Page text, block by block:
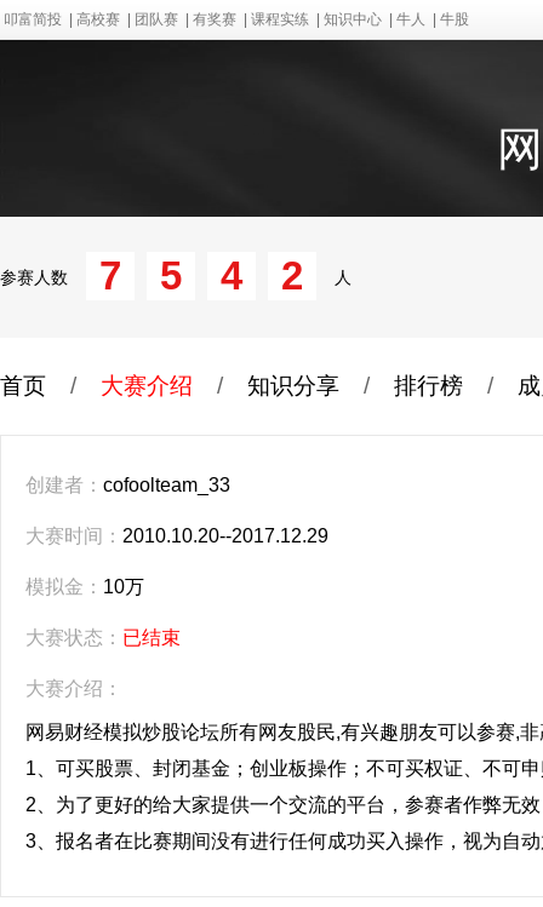
叩富简投 高校赛 团队赛 有奖赛 课程实练 知识中心 牛人 牛股
参赛人数 7 5 4 2 人
首页 / 大赛介绍 / 知识分享 / 排行榜 /
创建者： cofoolteam_33
大赛时间： 2010.10.20--2017.12.29
模拟金： 10万
大赛状态： 已结束
大赛介绍：
网易财经模拟炒股论坛所有网友股民,有兴趣朋友可以参赛,
1、可买股票、封闭基金；创业板操作；不可买权证、不可
2、为了更好的给大家提供一个交流的平台，参赛者作弊无效
3、报名者在比赛期间没有进行任何成功买入操作，视为自